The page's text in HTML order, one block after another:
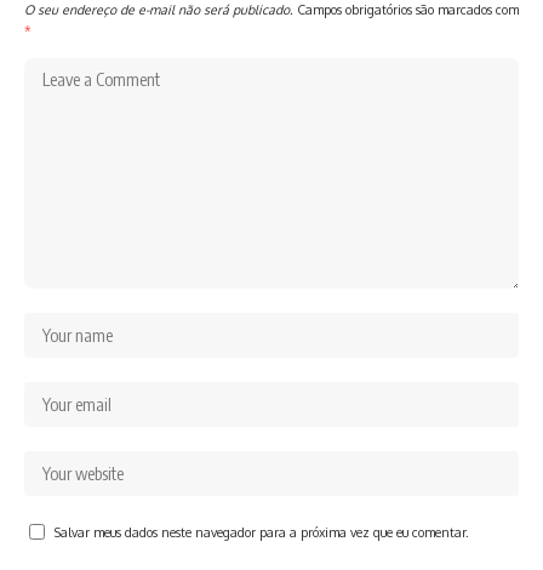
O seu endereço de e-mail não será publicado. Campos obrigatórios são marcados com
*
Salvar meus dados neste navegador para a próxima vez que eu comentar.